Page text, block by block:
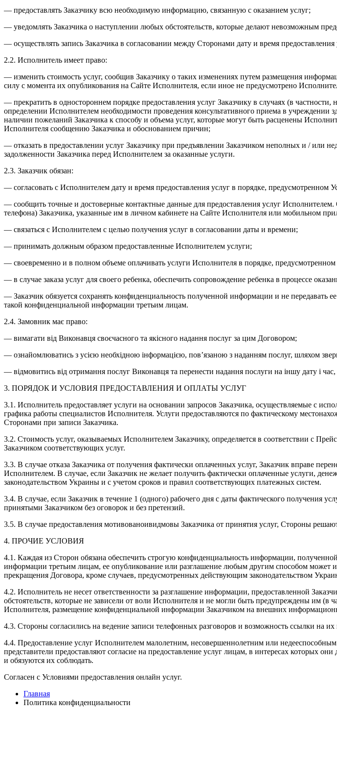
— предоставлять Заказчику всю необходимую информацию, связанную с оказанием услуг;
— уведомлять Заказчика о наступлении любых обстоятельств, которые делают невозможным
— осуществлять запись Заказчика в согласовании между Сторонами дату и время
2.2. Исполнитель имеет право:
— изменить стоимость услуг, сообщив Заказчику о таких изменениях путем размещения
силу с момента их опубликования на Сайте Исполнителя, если иное не предусмотрено
— прекратить в одностороннем порядке предоставления услуг Заказчику в случаях (в
определении Исполнителем необходимости проведения консультативного приема в
наличии пожеланий Заказчика к способу и объема услуг, которые могут быть расценены
Исполнителя сообщению Заказчика и обоснованием причин;
— отказать в предоставлении услуг Заказчику при предъявлении Заказчиком неполных и / или
задолженности Заказчика перед Исполнителем за оказанные услуги.
2.3. Заказчик обязан:
— согласовать с Исполнителем дату и время предоставления услуг в порядке, предусмотренном
— сообщить точные и достоверные контактные данные для предоставления услуг
телефона) Заказчика, указанные им в личном кабинете на Сайте Исполнителя или мобильном
— связаться с Исполнителем с целью получения услуг в согласовании даты и времени;
— принимать должным образом предоставленные Исполнителем услуги;
— своевременно и в полном объеме оплачивать услуги Исполнителя в порядке,
— в случае заказа услуг для своего ребенка, обеспечить сопровождение ребенка в процессе
— Заказчик обязуется сохранять конфиденциальность полученной информации и не передавать
такой конфиденциальной информации третьим лицам.
2.4. Замовник має право:
— вимагати від Виконавця своєчасного та якісного надання послуг за цим Договором;
— ознайомлюватись з усією необхідною інформацією, пов’язаною з наданням послуг, шляхом
— відмовитись від отримання послуг Виконавця та перенести надання послуги на іншу дату і
3. ПОРЯДОК И УСЛОВИЯ ПРЕДОСТАВЛЕНИЯ И ОПЛАТЫ УСЛУГ
3.1. Исполнитель предоставляет услуги на основании запросов Заказчика, осуществляемые с
графика работы специалистов Исполнителя. Услуги предоставляются по фактическому
Сторонами при записи Заказчика.
3.2. Стоимость услуг, оказываемых Исполнителем Заказчику, определяется в соответствии с
Заказчиком соответствующих услуг.
3.3. В случае отказа Заказчика от получения фактически оплаченных услуг, Заказчик вправе
Исполнителем. В случае, если Заказчик не желает получить фактически оплаченные услуги,
законодательством Украины и с учетом сроков и правил соответствующих платежных систем.
3.4. В случае, если Заказчик в течение 1 (одного) рабочего дня с даты фактического получения
принятыми Заказчиком без оговорок и без претензий.
3.5. В случае предоставления мотивованоивидмовы Заказчика от принятия услуг, Стороны
4. ПРОЧИЕ УСЛОВИЯ
4.1. Каждая из Сторон обязана обеспечить строгую конфиденциальность информации,
информации третьим лицам, ее опубликование или разглашение любым другим способом может
прекращения Договора, кроме случаев, предусмотренных действующим законодательством
4.2. Исполнитель не несет ответственности за разглашение информации, предоставленной
обстоятельств, которые не зависели от воли Исполнителя и не могли быть предупреждены им (в
Исполнителя, размещение конфиденциальной информации Заказчиком на внешних
4.3. Стороны согласились на ведение записи телефонных разговоров и возможность ссылки на
4.4. Предоставление услуг Исполнителем малолетним, несовершеннолетним или
представители предоставляют согласие на предоставление услуг лицам, в интересах которых
и обязуются их соблюдать.
Согласен с Условиями предоставления онлайн услуг.
Главная
Политика конфиденциальности